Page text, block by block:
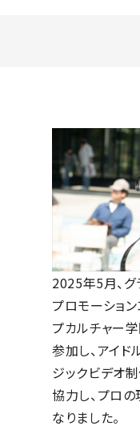
1日最大2つの学科説明
オープン
キャンパス
神戸電子をもっと知る
資料請求は
こちら
2025年5月、グ
プロモーショ
プカルチャー
参加し、アイド
ジックビデオ
協力し、プロ
なりました。